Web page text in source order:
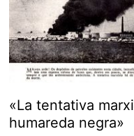
«La tentativa
humareda negra»